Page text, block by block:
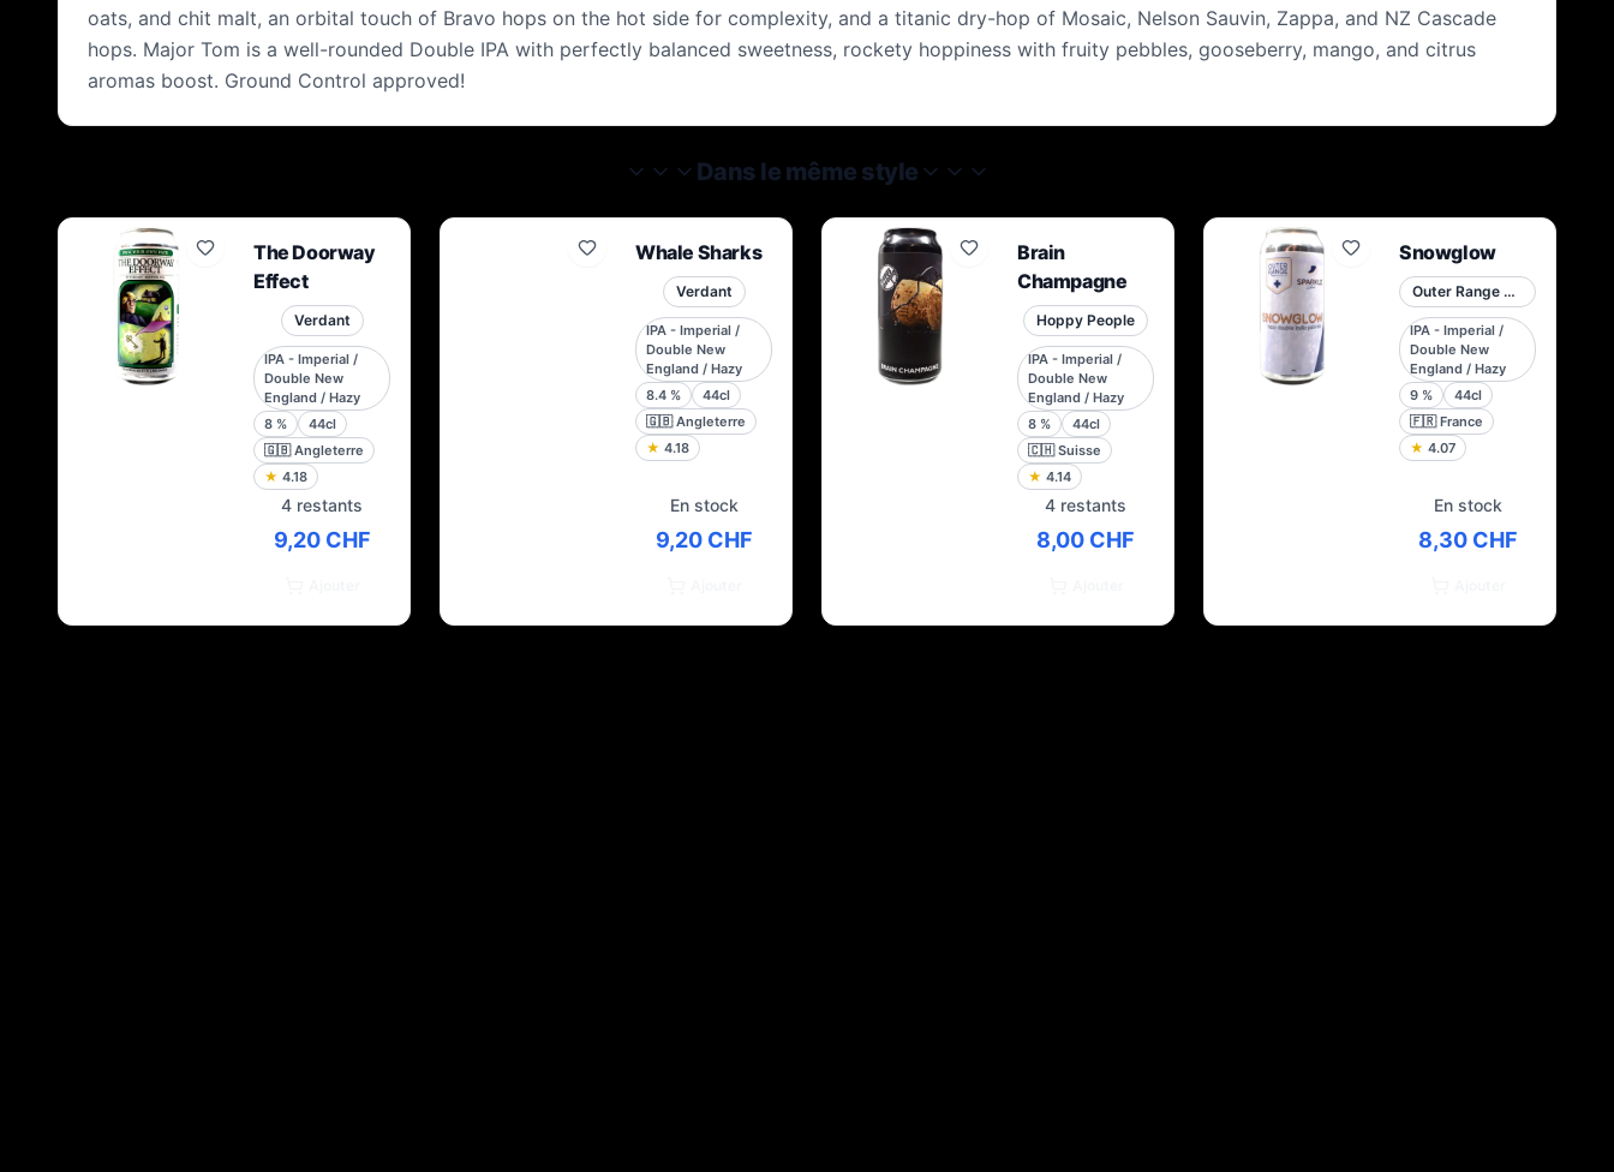
oats, and chit malt, an orbital touch of Bravo hops on the hot side for complexity, and a titanic dry-hop of Mosaic, Nelson Sauvin, Zappa, and NZ Cascade
hops. Major Tom is a well-rounded Double IPA with perfectly balanced sweetness, rockety hoppiness with fruity pebbles, gooseberry, mango, and citrus
aromas boost. Ground Control approved!
Dans le même style
The Doorway
Effect
Verdant
IPA - Imperial /
Double New
England / Hazy
8 %
44cl
🇬🇧 Angleterre
★ 4.18
4 restants
9,20 CHF
Whale Sharks
Verdant
IPA - Imperial /
Double New
England / Hazy
8.4 %
44cl
🇬🇧 Angleterre
★ 4.18
En stock
9,20 CHF
Brain
Champagne
Hoppy People
IPA - Imperial /
Double New
England / Hazy
8 %
44cl
🇨🇭 Suisse
★ 4.14
4 restants
8,00 CHF
Snowglow
Outer Range Brewing Co. French Alps
IPA - Imperial /
Double New
England / Hazy
9 %
44cl
🇫🇷 France
★ 4.07
En stock
8,30 CHF